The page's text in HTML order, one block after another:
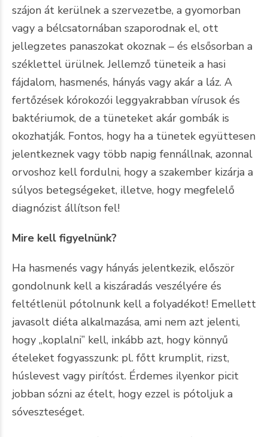
szájon át kerülnek a szervezetbe, a gyomorban
vagy a bélcsatornában szaporodnak el, ott
jellegzetes panaszokat okoznak – és elsősorban a
széklettel ürülnek. Jellemző tüneteik a hasi
fájdalom, hasmenés, hányás vagy akár a láz. A
fertőzések kórokozói leggyakrabban vírusok és
baktériumok, de a tüneteket akár gombák is
okozhatják. Fontos, hogy ha a tünetek együttesen
jelentkeznek vagy több napig fennállnak, azonnal
orvoshoz kell fordulni, hogy a szakember kizárja a
súlyos betegségeket, illetve, hogy megfelelő
diagnózist állítson fel!
Mire kell figyelnünk?
Ha hasmenés vagy hányás jelentkezik, először
gondolnunk kell a kiszáradás veszélyére és
feltétlenül pótolnunk kell a folyadékot! Emellett
javasolt diéta alkalmazása, ami nem azt jelenti,
hogy „koplalni” kell, inkább azt, hogy könnyű
ételeket fogyasszunk: pl. főtt krumplit, rizst,
húslevest vagy pirítóst. Érdemes ilyenkor picit
jobban sózni az ételt, hogy ezzel is pótoljuk a
sóveszteséget.